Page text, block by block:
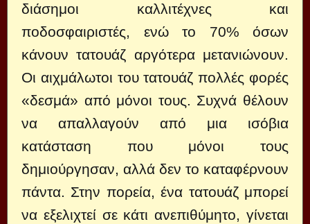
διάσημοι καλλιτέχνες και
ποδοσφαιριστές, ενώ το 70% όσων
κάνουν τατουάζ αργότερα μετανιώνουν.
Οι αιχμάλωτοι του τατουάζ πολλές φορές
«δεσμά» από μόνοι τους. Συχνά θέλουν
να απαλλαγούν από μια ισόβια
κατάσταση που μόνοι τους
δημιούργησαν, αλλά δεν το καταφέρνουν
πάντα. Στην πορεία, ένα τατουάζ μπορεί
να εξελιχτεί σε κάτι ανεπιθύμητο, γίνεται